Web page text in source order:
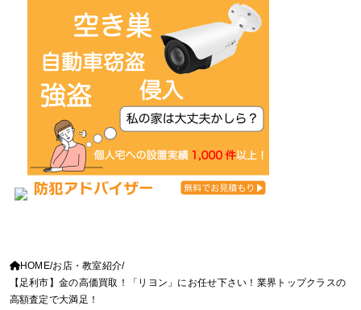
HOME お店・教室紹介
【足利市】金の高価買取！「リヨン」にお任せ下さい！業界トップクラスの
高額査定で大満足！